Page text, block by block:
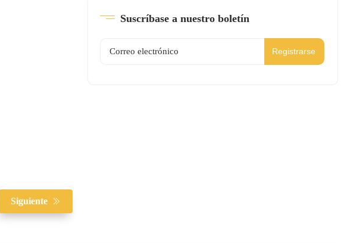
Siguiente
Suscríbase a nuestro boletín
Registrarse